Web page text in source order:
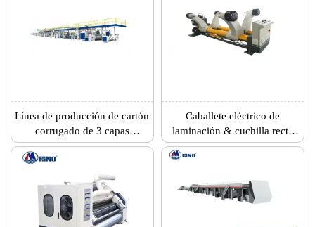
Línea de producción de cartón
corrugado de 3 capas
totalmente automática
Caballete eléctrico de
laminación & cuchilla recta
CNC & apiladora